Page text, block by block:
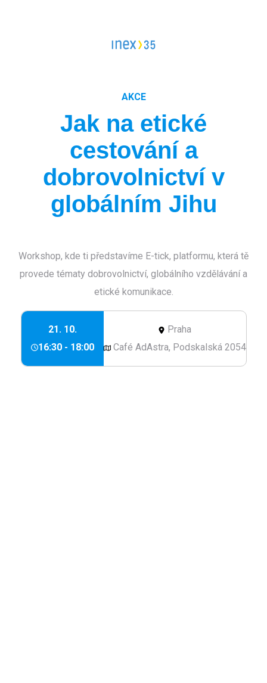
Dlouhodobé projekty
Školení
Členství pro INEXáky
FAQ workcampy v zahraničí
FAQ vedoucí workcampů
Jako jednodlivec
Jako zaměstnanec*kyně
Jako firma
AKCE
Jak na etické
cestování a
dobrovolnictví v
globálním Jihu
Workshop, kde ti představíme E-tick, platformu, která tě
provede tématy dobrovolnictví, globálního vzdělávání a
etické komunikace.
21. 10.
16:30 - 18:00
Praha
Café AdAstra, Podskalská 2054